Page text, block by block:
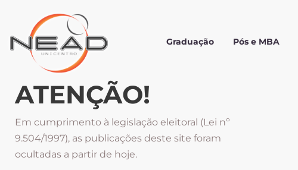
Graduação Pós e MBA
ATENÇÃO!
Em cumprimento à legislação eleitoral (Lei nº
9.504/1997), as publicações deste site foram
ocultadas a partir de hoje.